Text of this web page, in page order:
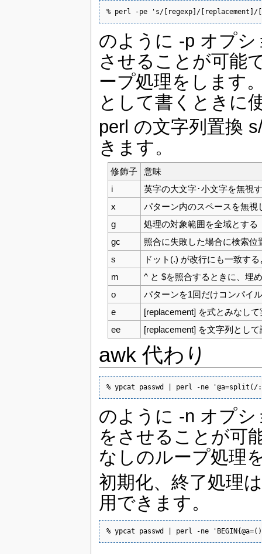
% perl -pe 's/[regexp]/
のように -p オプ
させることが可能
ープ処理をします
として書くときに
perl の文字列置換
きます。
修飾子
意味
i
英字の大文字･小文字を無視
x
パターン内のスペースを無
g
処理の対象範囲を全域とする
gc
照合に失敗した場合に検索位
s
ドット(.) が改行にも一致す
m
^ と $を照合するときに、埋
o
パターンを1回だけコンパイ
e
[replacement] を式とみなし
ee
[replacement] を文字列とし
awk 代わり
% ypcat passwd | perl -ne
のように -n オプ
をさせることが可
なしのループ処理
初期化、終了処理
用できます。
% ypcat passwd | perl -ne